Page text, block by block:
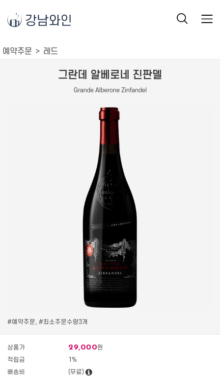
강남와인
예약주문 레드
그란데 알베로네 진판델
Grande Alberone Zinfandel
#예약주문, #최소주문수량3개
상품가 29,000원
적립금
1%
배송비
(무료)